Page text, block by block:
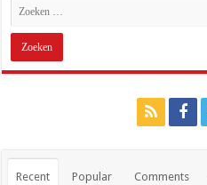
Recent Popular Comments